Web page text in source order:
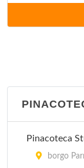
Fondazione
via
via
Fondazione
via
Pinacoteca
borgo